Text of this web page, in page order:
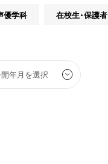
優学科 在校生・保護者